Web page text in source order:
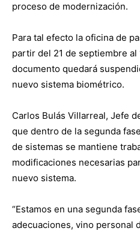
proceso de modernización.
Para tal efecto la oficina de
partir del 21 de septiembre
documento quedará
nuevo sistema biométrico.
Carlos Bulás Villarreal, Jefe
que dentro de la segunda
de sistemas se mantiene
modificaciones necesarias
nuevo sistema.
“Estamos en una segunda
adecuaciones, vino personal